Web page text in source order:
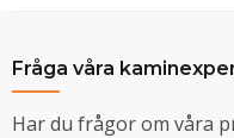
Fråga våra
Har du frågor om våra